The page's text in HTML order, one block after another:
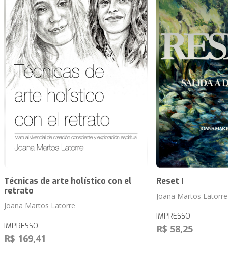
Técnicas de arte holístico con el
retrato
Joana Martos Latorre
IMPRESSO
R$ 169,41
Reset I
Joana Martos Latorre
IMPRESSO
R$ 58,25